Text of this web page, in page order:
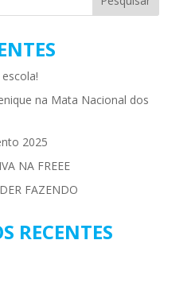
na Mata Nacional dos
2025
NA FREEE
FAZENDO
RECENTES